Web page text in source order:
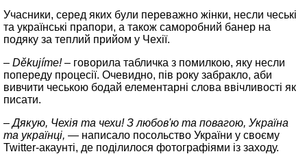
Учасники, серед яких були переважно жінки, несли чеські
та українські прапори, а також саморобний банер на
подяку за теплий прийом у Чехії.
– Děkujíme! – говорила табличка з помилкою, яку несли
попереду процесії. Очевидно, пів року забракло, аби
вивчити чеською бодай елементарні слова ввічливості як
писати.
– Дякую, Чехія та чехи! З любов'ю та повагою, Україна
та українці, — написало посольство України у своєму
Twitter-акаунті, де поділилося фотографіями із заходу.